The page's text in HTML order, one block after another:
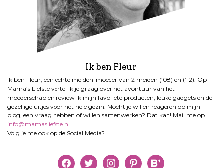
Ik ben Fleur
Ik ben Fleur, een echte meiden-moeder van 2 meiden (’08) en (’12). Op
Mama’s Liefste vertel ik je graag over het avontuur van het
moederschap en review ik mijn favoriete producten, leuke gadgets en de
gezellige uitjes voor het hele gezin. Mocht je willen reageren op mijn
blog, een vraag hebben of willen samenwerken? Dat kan! Mail me op
info@mamasliefste.nl
Volg je me ook op de Social Media?
facebooktwitter instagrampinterestbloglovin